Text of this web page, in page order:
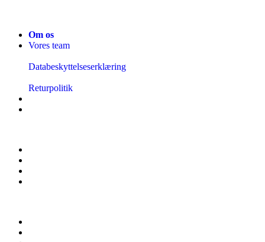
Om os
Vores team
Databeskyttelseserklæring
Returpolitik